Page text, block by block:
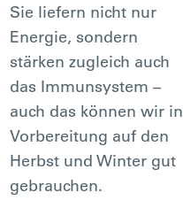
Sie liefern nicht nur
Energie, sondern
stärken zugleich auch
das Immunsystem –
auch das können wir in
Vorbereitung auf den
Herbst und Winter gut
gebrauchen.